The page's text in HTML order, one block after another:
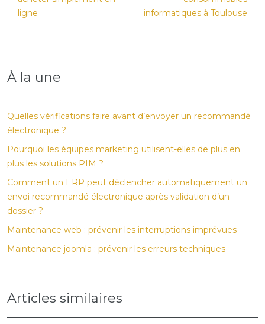
ligne
informatiques à Toulouse
À la une
Quelles vérifications faire avant d’envoyer un recommandé
électronique ?
Pourquoi les équipes marketing utilisent-elles de plus en
plus les solutions PIM ?
Comment un ERP peut déclencher automatiquement un
envoi recommandé électronique après validation d’un
dossier ?
Maintenance web : prévenir les interruptions imprévues
Maintenance joomla : prévenir les erreurs techniques
Articles similaires